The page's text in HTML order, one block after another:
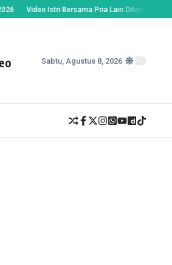
Video Istri Bersama Pria Lain Ditemukan
Sabtu, Agustus 8, 2026